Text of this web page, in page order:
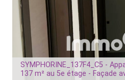
SYMPHORINE_137F4_C5 -
137 m² au 5e étage - Façade